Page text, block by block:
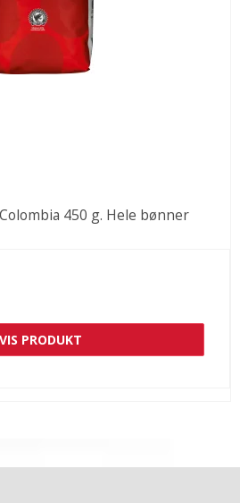
450 g. Hele bønner
VIS PRODUKT